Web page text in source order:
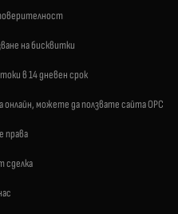
на бисквитки
в 14 дневен срок
онлайн, можете да ползвате сайта ОРС
права
сделка